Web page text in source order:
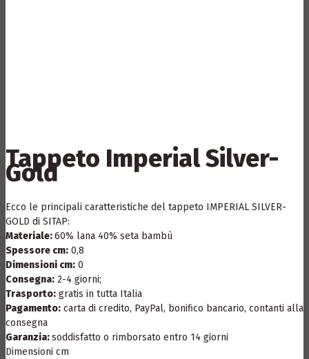
Tappeto Imperial Silver-
Gold
Ecco le principali caratteristiche del tappeto IMPERIAL SILVER-
GOLD di SITAP:
Materiale:60% lana 40% seta bambù
Spessore cm: 0,8
Dimensioni cm: 0
Consegna: 2-4 giorni;
Trasporto: gratis in tutta Italia
Pagamento: carta di credito, PayPal, bonifico bancario, contanti alla
consegna
Garanzia:soddisfatto o rimborsato entro 14 giorni
Dimensioni cm